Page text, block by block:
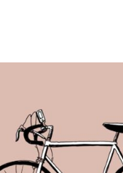
Waarom je
toegang